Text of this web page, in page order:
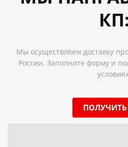
КП:
Мы осуществляем доставку
России. Заполните форму и
ПОЛУЧИТЬ